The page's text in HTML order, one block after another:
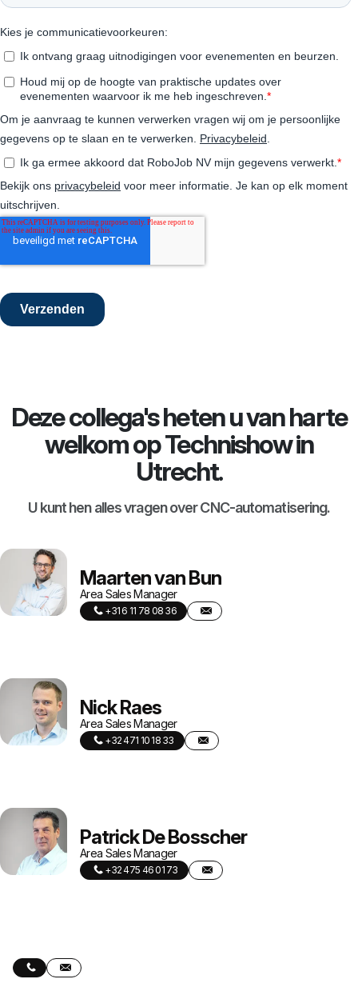
Deze collega's heten u van harte
welkom op Technishow in
Utrecht.
U kunt hen alles vragen over CNC-automatisering.
Maarten van Bun
Area Sales Manager
+31 6 11 78 08 36
Nick Raes
Area Sales Manager
+32 471 10 18 33
Patrick De Bosscher
Area Sales Manager
+32 475 46 01 73